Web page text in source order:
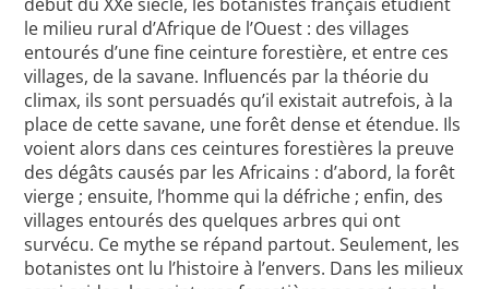
le milieu rural d’Afrique de l’Ouest : des villages
entourés d’une fine ceinture forestière, et entre ces
villages, de la savane. Influencés par la théorie du
climax, ils sont persuadés qu’il existait autrefois, à la
place de cette savane, une forêt dense et étendue. Ils
voient alors dans ces ceintures forestières la preuve
des dégâts causés par les Africains : d’abord, la forêt
vierge ; ensuite, l’homme qui la défriche ; enfin, des
villages entourés des quelques arbres qui ont
survécu. Ce mythe se répand partout. Seulement, les
botanistes ont lu l’histoire à l’envers. Dans les milieux